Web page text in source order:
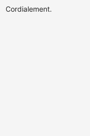
Cordialement.